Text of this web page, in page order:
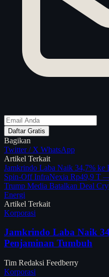
Daftar Gratis
Bagikan
Twitter / X WhatsApp
Artikel Terkait
Jamkrindo Laba Naik 34,7%
Spin-Off InfraNexia Rp49,9 T
Trump Media Batalkan Deal
Energi
Artikel Terkait
Korporasi
Jamkrindo Laba Naik
Penjaminan Tumbuh
Tim Redaksi Feedberry
Korporasi